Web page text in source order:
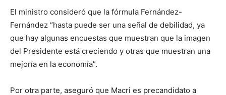
El ministro consideró que la fórmula Fernández-
Fernández “hasta puede ser una señal de debilidad, ya
que hay algunas encuestas que muestran que la imagen
del Presidente está creciendo y otras que muestran una
mejoría en la economía”.
Por otra parte, aseguró que Macri es precandidato a